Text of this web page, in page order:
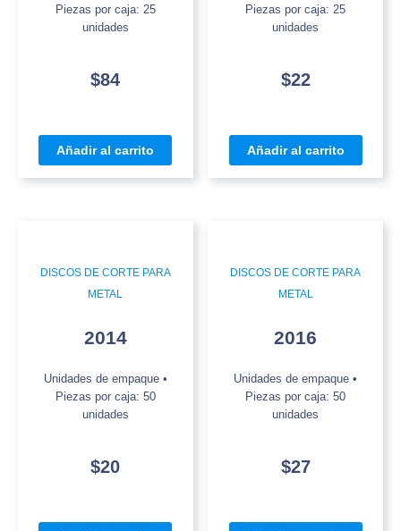
Piezas por caja: 25
unidades
$84
Añadir al carrito
Piezas por caja: 25
unidades
$22
Añadir al carrito
DISCOS DE CORTE PARA
METAL
2014
Unidades de empaque •
Piezas por caja: 50
unidades
$20
DISCOS DE CORTE PARA
METAL
2016
Unidades de empaque •
Piezas por caja: 50
unidades
$27